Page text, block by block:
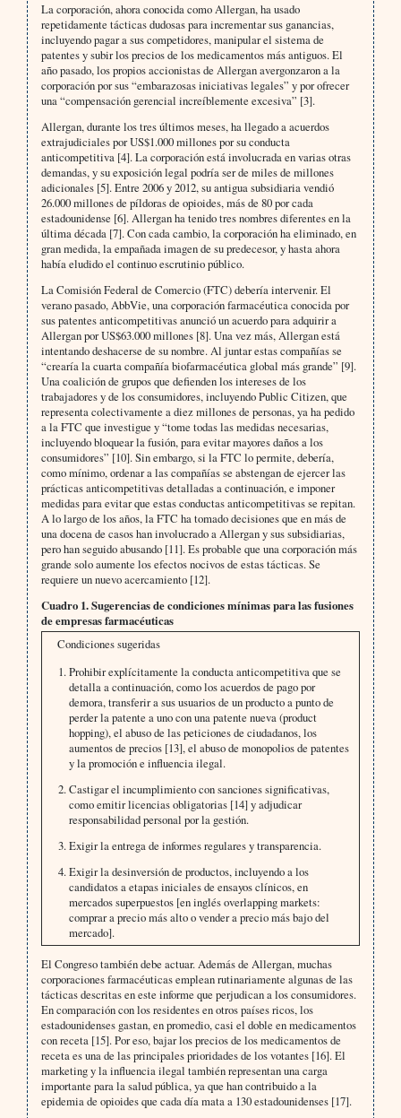
La corporación, ahora conocida como Allergan, ha usado
repetidamente tácticas dudosas para incrementar sus ganancias,
incluyendo pagar a sus competidores, manipular el sistema de
patentes y subir los precios de los medicamentos más antiguos. El
año pasado, los propios accionistas de Allergan avergonzaron a la
corporación por sus “embarazosas iniciativas legales” y por ofrecer
una “compensación gerencial increíblemente excesiva” [3].
Allergan, durante los tres últimos meses, ha llegado a acuerdos
extrajudiciales por US$1.000 millones por su conducta
anticompetitiva [4]. La corporación está involucrada en varias otras
demandas, y su exposición legal podría ser de miles de millones
adicionales [5]. Entre 2006 y 2012, su antigua subsidiaria vendió
26.000 millones de píldoras de opioides, más de 80 por cada
estadounidense [6]. Allergan ha tenido tres nombres diferentes en la
última década [7]. Con cada cambio, la corporación ha eliminado, en
gran medida, la empañada imagen de su predecesor, y hasta ahora
había eludido el continuo escrutinio público.
La Comisión Federal de Comercio (FTC) debería intervenir. El
verano pasado, AbbVie, una corporación farmacéutica conocida por
sus patentes anticompetitivas anunció un acuerdo para adquirir a
Allergan por US$63.000 millones [8]. Una vez más, Allergan está
intentando deshacerse de su nombre. Al juntar estas compañías se
“crearía la cuarta compañía biofarmacéutica global más grande” [9].
Una coalición de grupos que defienden los intereses de los
trabajadores y de los consumidores, incluyendo Public Citizen, que
representa colectivamente a diez millones de personas, ya ha pedido
a la FTC que investigue y “tome todas las medidas necesarias,
incluyendo bloquear la fusión, para evitar mayores daños a los
consumidores” [10]. Sin embargo, si la FTC lo permite, debería,
como mínimo, ordenar a las compañías se abstengan de ejercer las
prácticas anticompetitivas detalladas a continuación, e imponer
medidas para evitar que estas conductas anticompetitivas se repitan.
A lo largo de los años, la FTC ha tomado decisiones que en más de
una docena de casos han involucrado a Allergan y sus subsidiarias,
pero han seguido abusando [11]. Es probable que una corporación más
grande solo aumente los efectos nocivos de estas tácticas. Se
requiere un nuevo acercamiento [12].
Cuadro 1. Sugerencias de condiciones mínimas para las fusiones
de empresas farmacéuticas
Condiciones sugeridas
Prohibir explícitamente la conducta anticompetitiva que se
detalla a continuación, como los acuerdos de pago por
demora, transferir a sus usuarios de un producto a punto de
perder la patente a uno con una patente nueva (product
hopping), el abuso de las peticiones de ciudadanos, los
aumentos de precios [13], el abuso de monopolios de patentes
y la promoción e influencia ilegal.
Castigar el incumplimiento con sanciones significativas,
como emitir licencias obligatorias [14] y adjudicar
responsabilidad personal por la gestión.
Exigir la entrega de informes regulares y transparencia.
Exigir la desinversión de productos, incluyendo a los
candidatos a etapas iniciales de ensayos clínicos, en
mercados superpuestos [en inglés overlapping markets:
comprar a precio más alto o vender a precio más bajo del
mercado].
El Congreso también debe actuar. Además de Allergan, muchas
corporaciones farmacéuticas emplean rutinariamente algunas de las
tácticas descritas en este informe que perjudican a los consumidores.
En comparación con los residentes en otros países ricos, los
estadounidenses gastan, en promedio, casi el doble en medicamentos
con receta [15]. Por eso, bajar los precios de los medicamentos de
receta es una de las principales prioridades de los votantes [16]. El
marketing y la influencia ilegal también representan una carga
importante para la salud pública, ya que han contribuido a la
epidemia de opioides que cada día mata a 130 estadounidenses [17].